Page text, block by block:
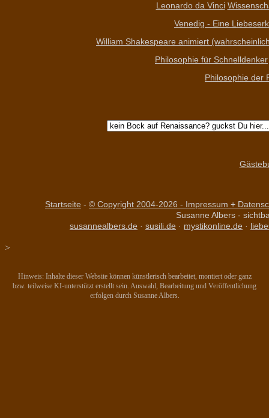
Leonardo da Vinci
Venedig - Eine
William Shakespeare animiert
Philosophie für Schnelldenker
Philosophie der
Startseite - © Copyright 2004-2026 - Impressum +
Susanne Albers -
susannealbers.de · susili.de · mystikonline.de ·
>
Hinweis: Inhalte dieser Website können künstlerisch bearbeitet, montiert oder ganz
bzw. teilweise KI-unterstützt erstellt sein. Auswahl, Bearbeitung und Veröffentlichung
erfolgen durch Susanne Albers.